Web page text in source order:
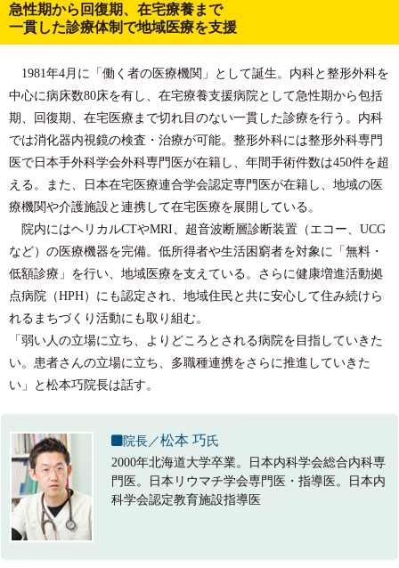
急性期から回復期、在宅療養まで
一貫した診療体制で地域医療を支援
1981年4月に「働く者の医療機関」として誕生。内科と整形外科を
中心に病床数80床を有し、在宅療養支援病院として急性期から包括
期、回復期、在宅医療まで切れ目のない一貫した診療を行う。内科
では消化器内視鏡の検査・治療が可能。整形外科には整形外科専門
医で日本手外科学会外科専門医が在籍し、年間手術件数は450件を超
える。また、日本在宅医療連合学会認定専門医が在籍し、地域の医
療機関や介護施設と連携して在宅医療を展開している。
院内にはヘリカルCTやMRI、超音波断層診断装置（エコー、UCG
など）の医療機器を完備。低所得者や生活困窮者を対象に「無料・
低額診療」を行い、地域医療を支えている。さらに健康増進活動拠
点病院（HPH）にも認定され、地域住民と共に安心して住み続けら
れるまちづくり活動にも取り組む。
「弱い人の立場に立ち、よりどころとされる病院を目指していきた
い。患者さんの立場に立ち、多職種連携をさらに推進していきた
い」と松本巧院長は話す。
院長／松本 巧氏
2000年北海道大学卒業。日本内科学会総合内科専
門医。日本リウマチ学会専門医・指導医。日本内
科学会認定教育施設指導医